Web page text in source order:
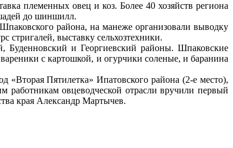
племенных овец и коз. Более 40 хозяйств региона
до шиншилл.
района, на манеже организовали выводку
стригалей, выставку сельхозтехники.
Буденновский и Георгиевский районы. Шпаковские
с картошкой, и огурчики соленые, и баранина
Пятилетка» Ипатовского района (2-е место),
работникам овцеводческой отрасли вручили первый
края Александр Мартычев.